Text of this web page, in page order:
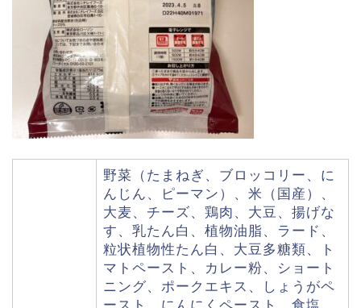
野菜（たまねぎ、ブロッコリー、に
んじん、ピーマン）、米（国産）、
大麦、チーズ、鶏肉、大豆、揚げな
す、乳たん白、植物油脂、ラード、
粒状植物性たん白、大豆多糖類、ト
マトペースト、カレー粉、ショート
ニング、ポークエキス、しょうがペ